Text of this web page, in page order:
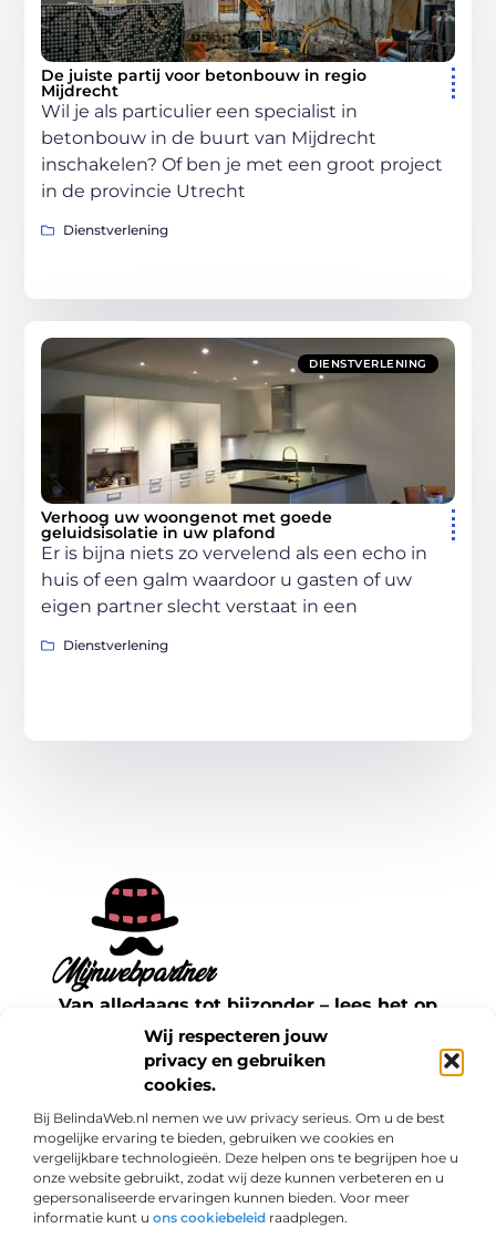
Wij respecteren jouw
privacy en gebruiken
cookies.
Bij BelindaWeb.nl nemen we uw privacy serieus. Om u de best
mogelijke ervaring te bieden, gebruiken we cookies en
vergelijkbare technologieën. Deze helpen ons te begrijpen hoe u
onze website gebruikt, zodat wij deze kunnen verbeteren en u
gepersonaliseerde ervaringen kunnen bieden. Voor meer
informatie kunt u ons cookiebeleid raadplegen.
De juiste partij voor betonbouw in regio
Mijdrecht
Wil je als particulier een specialist in
betonbouw in de buurt van Mijdrecht
inschakelen? Of ben je met een groot project
in de provincie Utrecht
Dienstverlening
DIENSTVERLENING
Verhoog uw woongenot met goede
geluidsisolatie in uw plafond
Er is bijna niets zo vervelend als een echo in
huis of een galm waardoor u gasten of uw
eigen partner slecht verstaat in een
Dienstverlening
Van alledaags tot bijzonder – lees het op
mijnwebpartner.nl.
Ontdek inspirerende blogs en artikelen over
alles wat het dagelijks leven te bieden heeft.
Bericht categorie
Onze informatie